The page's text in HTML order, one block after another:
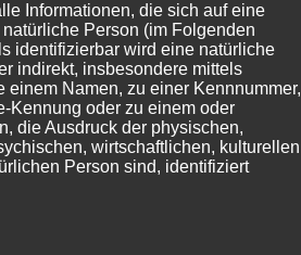
Informationen, die sich auf eine
Person (im Folgenden
identifizierbar wird eine natürliche
indirekt, insbesondere mittels
Namen, zu einer Kennnummer,
Kennung oder zu einem oder
die Ausdruck der physischen,
wirtschaftlichen, kulturellen
Person sind, identifiziert